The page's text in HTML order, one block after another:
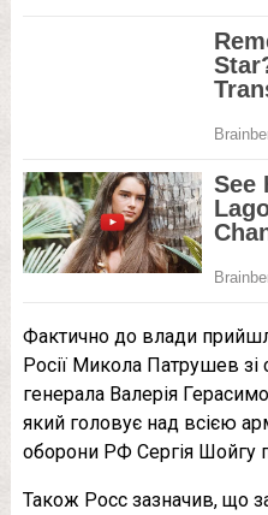
Фактично до влади
Росії Микола Патрушев
генерала Валерія
який головує над всією
оборони РФ Сергія Шойгу
Також Росс зазначив, що